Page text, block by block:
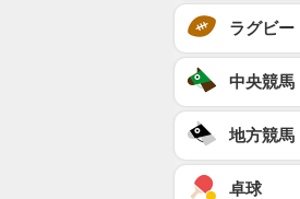
ラグビー
中央競馬
地方競馬
卓球